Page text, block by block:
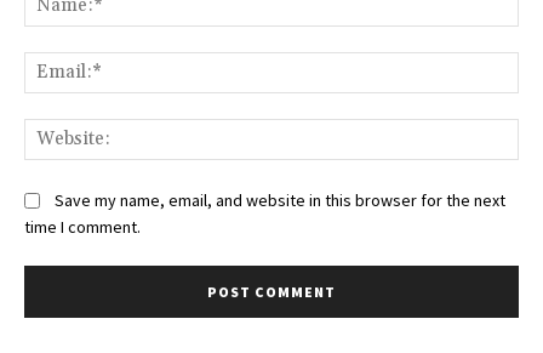
Save my name, email, and website in this browser for the next
time I comment.